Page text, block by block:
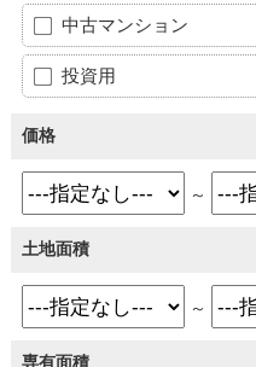
中古マンション
投資用
価格
～
土地面積
～
専有面積